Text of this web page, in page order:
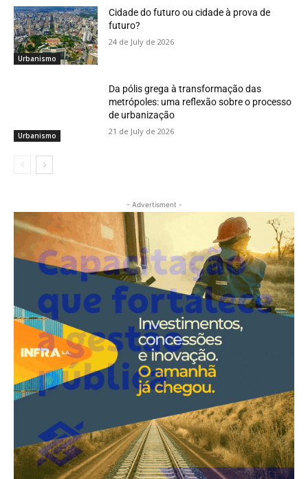
Urbanismo
Cidade do futuro ou cidade à prova de
futuro?
24 de July de 2026
Urbanismo
Da pólis grega à transformação das
metrópoles: uma reflexão sobre o processo
de urbanização
21 de July de 2026
- Advertisment -